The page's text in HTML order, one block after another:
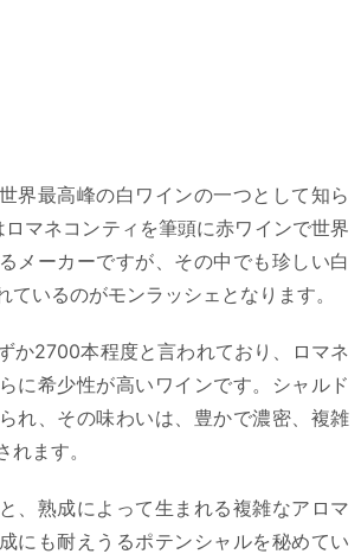
界最高峰の白ワインの一つとして知ら
マネコンティを筆頭に赤ワインで世界
メーカーですが、その中でも珍しい白
ているのがモンラッシェとなります。
か2700本程度と言われており、ロマネ
に希少性が高いワインです。シャルド
れ、その味わいは、豊かで濃密、複雑
ます。
、熟成によって生まれる複雑なアロマ
にも耐えうるポテンシャルを秘めてい